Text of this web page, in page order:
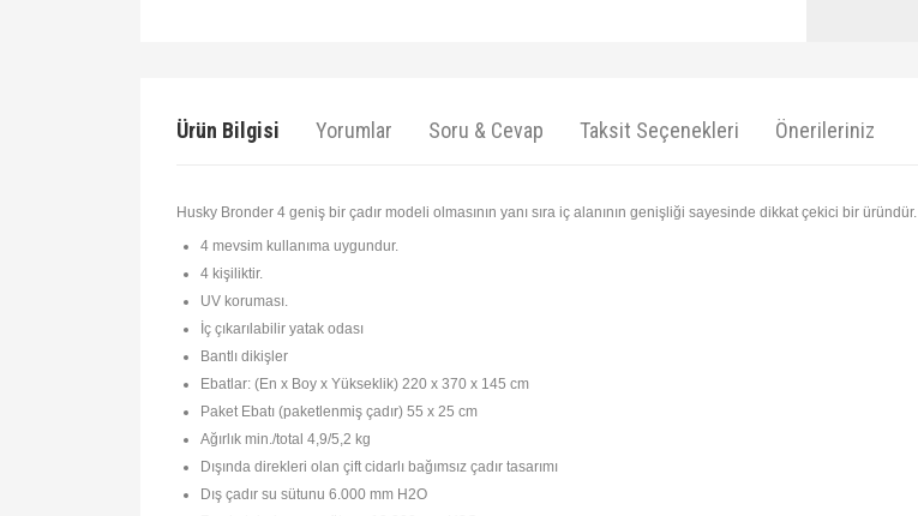
Ürün Bilgisi Yorumlar Soru & Cevap Taksit Seçenekleri Önerileriniz
Husky Bronder 4 geniş bir çadır modeli olmasının yanı sıra iç alanının genişliği sayesinde dikkat çekici bir üründür.
4 mevsim kullanıma uygundur.
4 kişiliktir.
UV koruması.
İç çıkarılabilir yatak odası
Bantlı dikişler
Ebatlar: (En x Boy x Yükseklik) 220 x 370 x 145 cm
Paket Ebatı (paketlenmiş çadır) 55 x 25 cm
Ağırlık min./total 4,9/5,2 kg
Dışında direkleri olan çift cidarlı bağımsız çadır tasarımı
Dış çadır su sütunu 6.000 mm H2O